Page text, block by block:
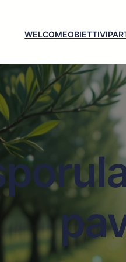
WELCOMEOBIETTIVI